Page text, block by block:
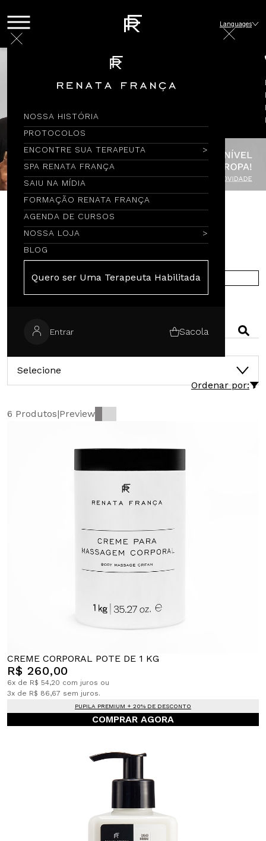
NOSSA HISTÓRIA
PROTOCOLOS
ENCONTRE SUA TERAPEUTA
SPA RENATA FRANÇA
SAIU NA MÍDIA
FORMAÇÃO RENATA FRANÇA
AGENDA DE CURSOS
NOSSA LOJA
BLOG
Quero ser Uma Terapeuta Habilitada
Entrar Sacola
Languages
Encontre por Nome
COMPRE NA EUROPA
Selecione
Ordenar por:
6 Produtos|Preview
CREME CORPORAL POTE DE 1 KG
R$ 260,00
6x de R$ 54,20 com juros ou
3x de R$ 86,67 sem juros.
PUPILA PREMIUM + 20% DE DESCONTO
COMPRAR AGORA